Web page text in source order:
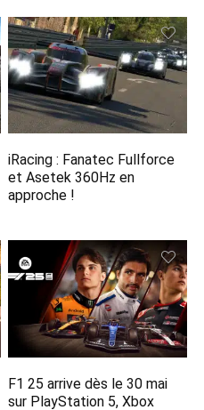
iRacing : Fanatec Fullforce
et Asetek 360Hz en
approche !
F1 25 arrive dès le 30 mai
sur PlayStation 5, Xbox